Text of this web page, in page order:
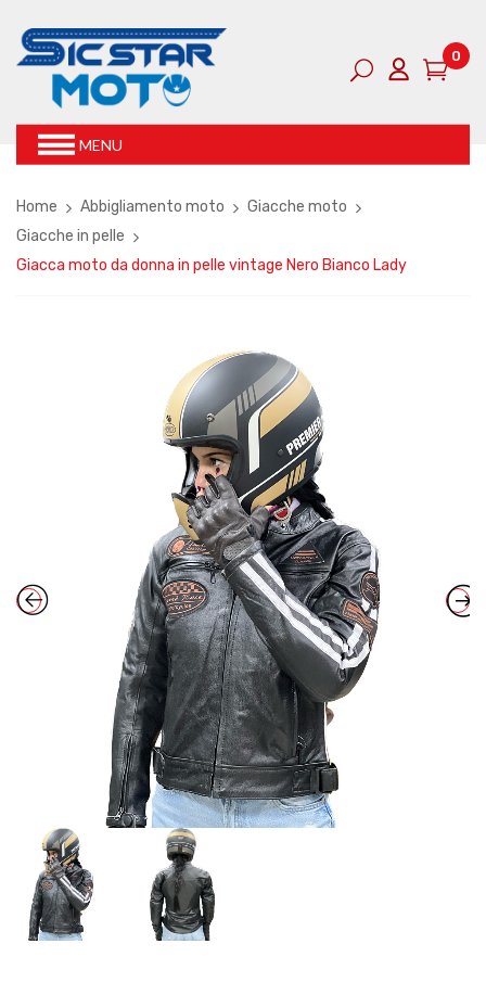
0
MENU
Home Abbigliamento moto
Giacche moto
Giacche in pelle
Giacca moto da donna in pelle vintage Nero Bianco Lady